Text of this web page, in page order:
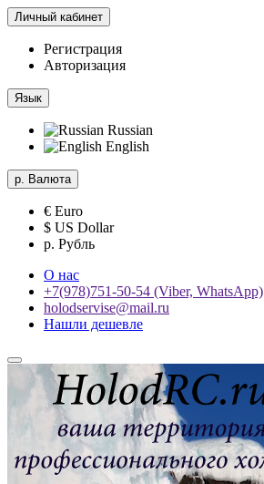
Личный кабинет
Регистрация
Авторизация
Язык
Russian
English
р. Валюта
€ Euro
$ US Dollar
р. Рубль
О нас
+7(978)751-50-54 (Viber, WhatsApp)
holodservise@mail.ru
Нашли дешевле